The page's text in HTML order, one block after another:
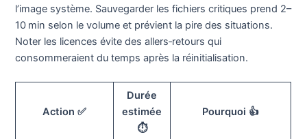
l’image système. Sauvegarder les fichiers critiques prend 2–
10 min selon le volume et prévient la pire des situations.
Noter les licences évite des allers‑retours qui
consommeraient du temps après la réinitialisation.
Action ✅
Durée
estimée
⏱️
Pourquoi 👍